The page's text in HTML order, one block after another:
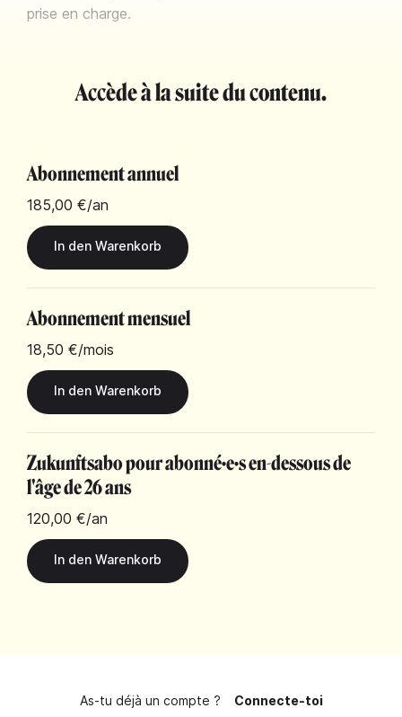
prise en charge.
Accède à la suite du contenu.
Abonnement annuel
185,00 €/an
Abonnement mensuel
18,50 €/mois
Zukunftsabo pour abonné·e·s en-dessous de
l'âge de 26 ans
120,00 €/an
As-tu déjà un compte ? Connecte-toi